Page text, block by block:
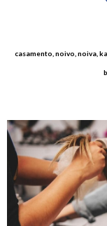
casamento, noivo, noiva,